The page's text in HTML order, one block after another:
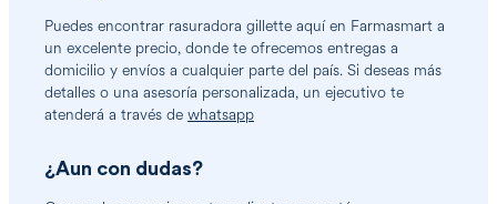
Puedes encontrar rasuradora gillette aquí en Farmasmart a
un excelente precio, donde te ofrecemos entregas a
domicilio y envíos a cualquier parte del país. Si deseas más
detalles o una asesoría personalizada, un ejecutivo te
atenderá a través de whatsapp
¿Aun con dudas?